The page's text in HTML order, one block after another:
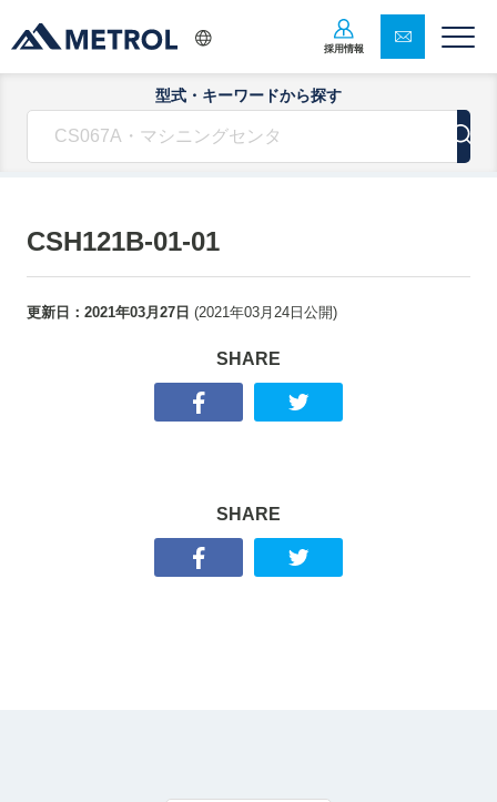
採用情報
型式・キーワードから探す
CSH121B-01-01
更新日： 2021年03月27日 (2021年03月24日 公開)
SHARE
SHARE